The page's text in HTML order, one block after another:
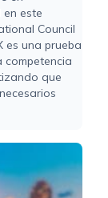
este
Council
es una prueba
que